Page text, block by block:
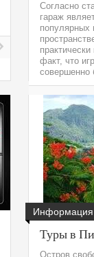
Согласно
гараж
популярных
факт, что
совершенно
Информация
Туры в
Остров